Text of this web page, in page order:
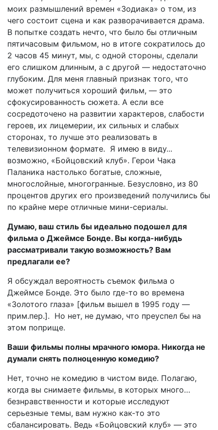
моих размышлений времен «Зодиака» о том, из
чего состоит сцена и как разворачивается драма.
В попытке создать нечто, что было бы отличным
пятичасовым фильмом, но в итоге сократилось до
2 часов 45 минут, мы, с одной стороны, сделали
его слишком длинным, а с другой — недостаточно
глубоким. Для меня главный признак того, что
может получиться хороший фильм, — это
сфокусированность сюжета. А если все
сосредоточено на развитии характеров, слабости
героев, их лицемерии, их сильных и слабых
сторонах, то лучше это реализовать в
телевизионном формате. Я имею в виду...
возможно, «Бойцовский клуб». Герои Чака
Паланика настолько богатые, сложные,
многослойные, многогранные. Безусловно, из 80
процентов других его произведений получились бы
по крайне мере отличные мини-сериалы.
Думаю, ваш стиль бы идеально подошел для
фильма о Джеймсе Бонде. Вы когда-нибудь
рассматривали такую возможность? Вам
предлагали ее?
Я обсуждал вероятность съемок фильма о
Джеймсе Бонде. Это было где-то во времена
«Золотого глаза» [фильм вышел в 1995 году —
прим.пер.]. Но нет, не думаю, что преуспел бы на
этом поприще.
Ваши фильмы полны мрачного юмора. Никогда не
думали снять полноценную комедию?
Нет, точно не комедию в чистом виде. Полагаю,
когда вы снимаете фильмы, в которых много…
безнравственности и которые исследуют
серьезные темы, вам нужно как-то это
сбалансировать. Ведь «Бойцовский клуб» — это